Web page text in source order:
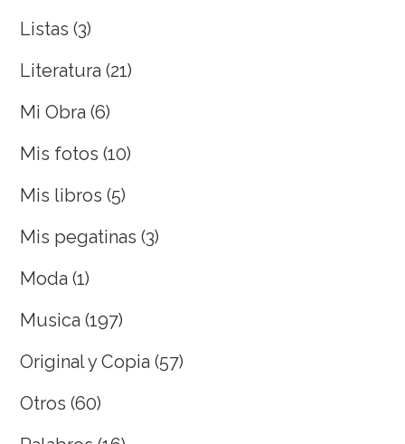
Listas (3)
Literatura (21)
Mi Obra (6)
Mis fotos (10)
Mis libros (5)
Mis pegatinas (3)
Moda (1)
Musica (197)
Original y Copia (57)
Otros (60)